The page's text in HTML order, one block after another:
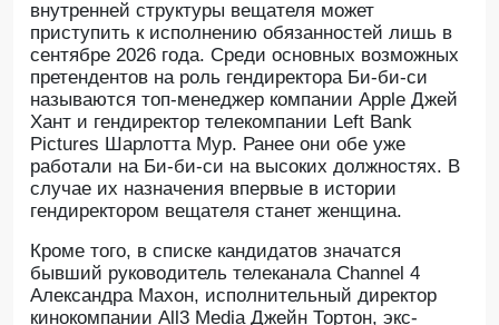
внутренней структуры вещателя может
приступить к исполнению обязанностей лишь в
сентябре 2026 года. Среди основных возможных
претендентов на роль гендиректора Би-би-си
называются топ-менеджер компании Apple Джей
Хант и гендиректор телекомпании Left Bank
Pictures Шарлотта Мур. Ранее они обе уже
работали на Би-би-си на высоких должностях. В
случае их назначения впервые в истории
гендиректором вещателя станет женщина.
Кроме того, в списке кандидатов значатся
бывший руководитель телеканала Channel 4
Александра Махон, исполнительный директор
кинокомпании All3 Media Джейн Тортон, экс-